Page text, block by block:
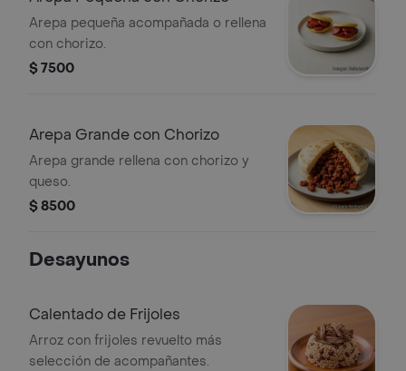
Arepa pequeña acompañada o rellena
con chorizo.
$ 7500
Arepa Grande con Chorizo
Arepa grande rellena con chorizo y
queso.
$ 8500
Desayunos
Calentado de Frijoles
Arroz con frijoles revuelto más
selección de acompañantes.